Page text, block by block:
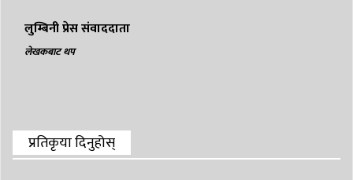
लुम्बिनी प्रेस संवाददाता
लेखकबाट थप
प्रतिकृया दिनुहोस्